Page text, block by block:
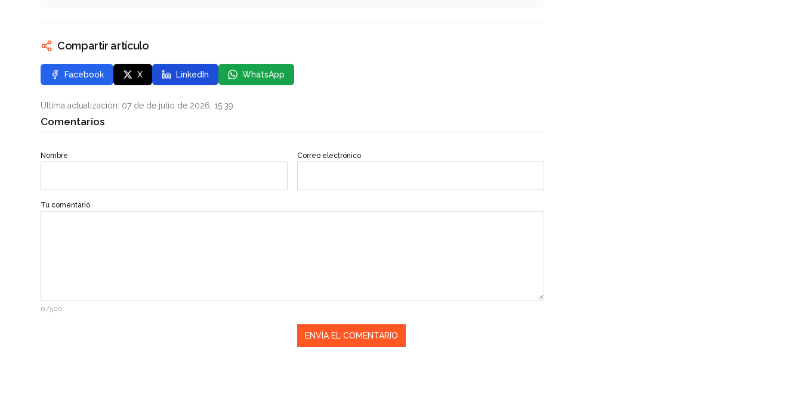
Compartir artículo
Facebook X LinkedIn WhatsApp
Última actualización: 07 de de julio de 2026, 15:39
Comentarios
Nombre Correo electrónico
Tu comentario
0/500